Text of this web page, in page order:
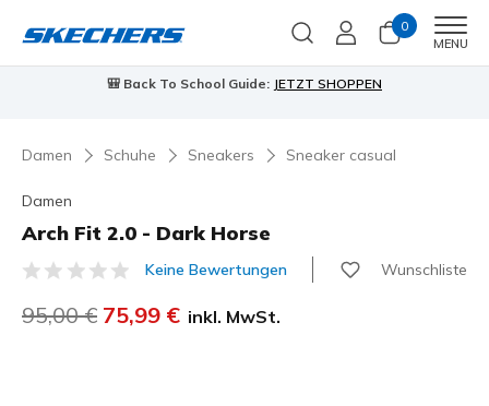
0
MENU
🎒 Back To School Guide: JETZT SHOPPEN
Damen Schuhe Sneakers Sneaker casual
Damen
Arch Fit 2.0 - Dark Horse
4,5 von 5 Kundenbewertungen
Keine Bewertungen Wunschliste
Reduziert von
95,00 € auf
75,99 € inkl. MwSt.